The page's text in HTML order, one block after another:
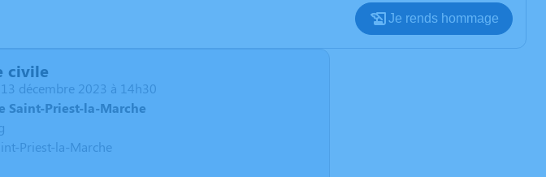
Je rends hommage
civile
13 décembre 2023 à 14h30
Saint-Priest-la-Marche
Priest-la-Marche